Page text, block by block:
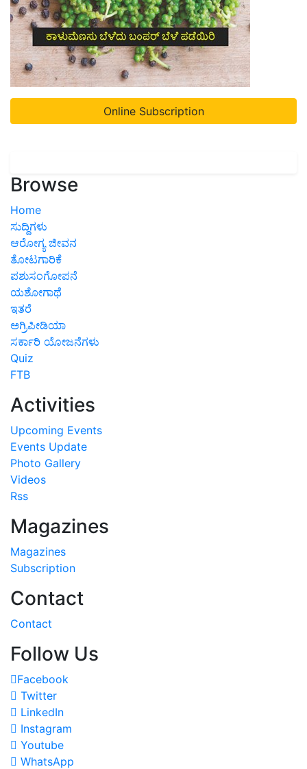
Online Subscription
Browse
Home
ಸುದ್ದಿಗಳು
ಆರೋಗ್ಯ ಜೀವನ
ತೋಟಗಾರಿಕೆ
ಪಶುಸಂಗೋಪನೆ
ಯಶೋಗಾಥೆ
ಇತರೆ
ಅಗ್ರಿಪೀಡಿಯಾ
ಸರ್ಕಾರಿ ಯೋಜನೆಗಳು
Quiz
FTB
Activities
Upcoming Events
Events Update
Photo Gallery
Videos
Rss
Magazines
Magazines
Subscription
Contact
Contact
Follow Us
Facebook
Twitter
LinkedIn
Instagram
Youtube
WhatsApp